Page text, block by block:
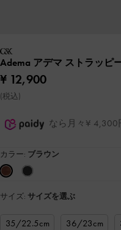
Adema アデマ ストラッピ
¥ 12,900
(税込)
なら月々¥ 4,300
カラー: ブラウン
サイズ: サイズを選ぶ
35/22.5cm 36/23cm